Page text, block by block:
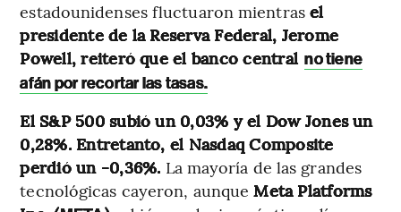
estadounidenses fluctuaron mientras el
presidente de la Reserva Federal, Jerome
Powell, reiteró que el banco central no tiene
afán por recortar las tasas.
El S&P 500 subió un 0,03% y el Dow Jones un
0,28%. Entretanto, el Nasdaq Composite
perdió un -0,36%. La mayoría de las grandes
tecnológicas cayeron, aunqueMeta Platforms